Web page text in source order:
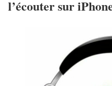
l’écouter sur